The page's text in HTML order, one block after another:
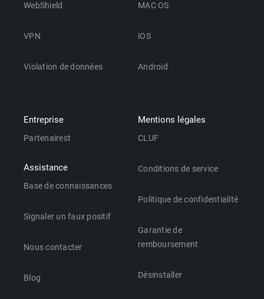
WebShield
VPN
Violation de données
MAC OS
iOS
Android
Entreprise
Partenairest
Assistance
Base de connaissances
Signaler un faux positif
Nous contacter
Blog
Mentions légales
CLUF
Conditions de service
Politique de confidentialité
Garantie de
remboursement
Désinstaller